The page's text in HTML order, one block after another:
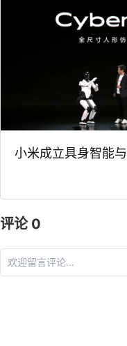
小米成立具身智能
评论 0